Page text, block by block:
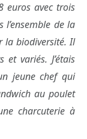
euros avec trois
l’ensemble de la
la biodiversité. Il
variés. J’étais
jeune chef qui
au poulet
charcuterie à